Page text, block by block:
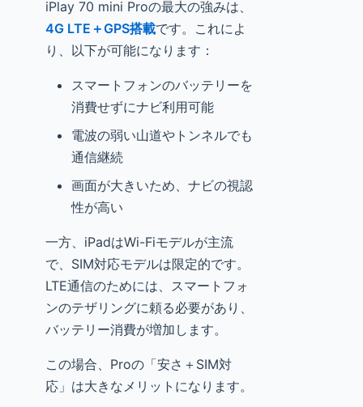
iPlay 70 mini Proの最大の強みは、
4G LTE＋GPS搭載です。これによ
り、以下が可能になります：
スマートフォンのバッテリーを
消費せずにナビ利用可能
電波の弱い山道やトンネルでも
通信継続
画面が大きいため、ナビの視認
性が高い
一方、iPadはWi-Fiモデルが主流
で、SIM対応モデルは限定的です。
LTE通信のためには、スマートフォ
ンのテザリングに頼る必要があり、
バッテリー消費が増加します。
この場合、Proの「安さ＋SIM対
応」は大きなメリットになります。